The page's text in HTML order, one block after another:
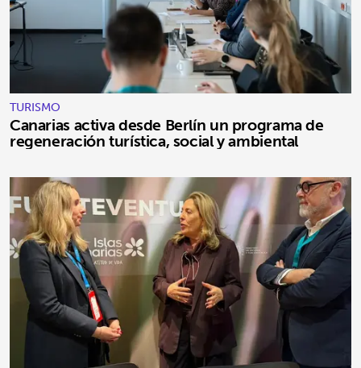
TURISMO
Canarias activa desde Berlín un programa de
regeneración turística, social y ambiental